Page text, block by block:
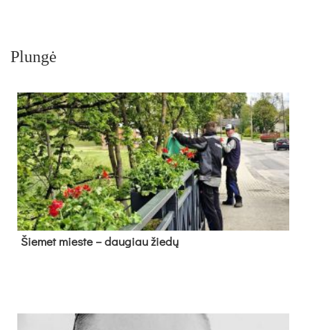
Plungė
Šie­met mies­te – dau­giau žie­dų